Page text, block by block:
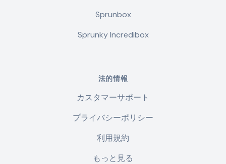
Sprunbox
Sprunky Incredibox
法的情報
カスタマーサポート
プライバシーポリシー
利用規約
もっと見る